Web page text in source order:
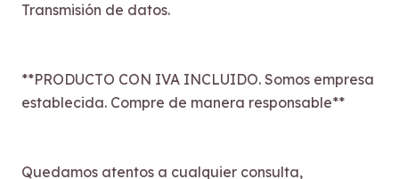
Transmisión de datos.
**PRODUCTO CON IVA INCLUIDO. Somos empresa
establecida. Compre de manera responsable**
Quedamos atentos a cualquier consulta,